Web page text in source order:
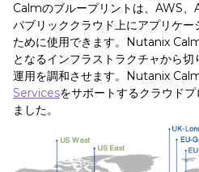
Calmのブループリントは、AWS
パブリッククラウド上にアプリケ
ために使用できます。Nutanix
となるインフラストラクチャから
運用を調和させます。Nutanix
Servicesをサポートするクラウド
ました。